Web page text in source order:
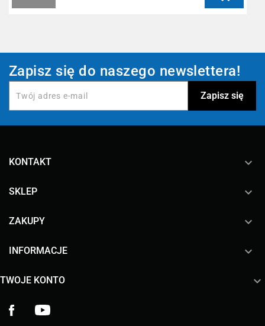
Zapisz się do naszego newslettera!
KONTAKT keyboard_arrow_down
SKLEP 
ZAKUPY 
INFORMACJE 
TWOJE KONTO 
Facebook